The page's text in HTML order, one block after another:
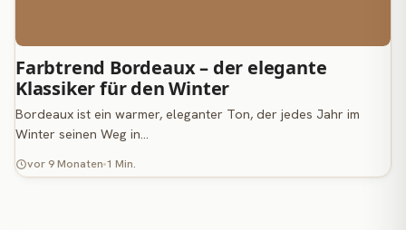
Farbtrend Bordeaux – der elegante
Klassiker für den Winter
Bordeaux ist ein warmer, eleganter Ton, der jedes Jahr im
Winter seinen Weg in…
vor 9 Monaten 1 Min.